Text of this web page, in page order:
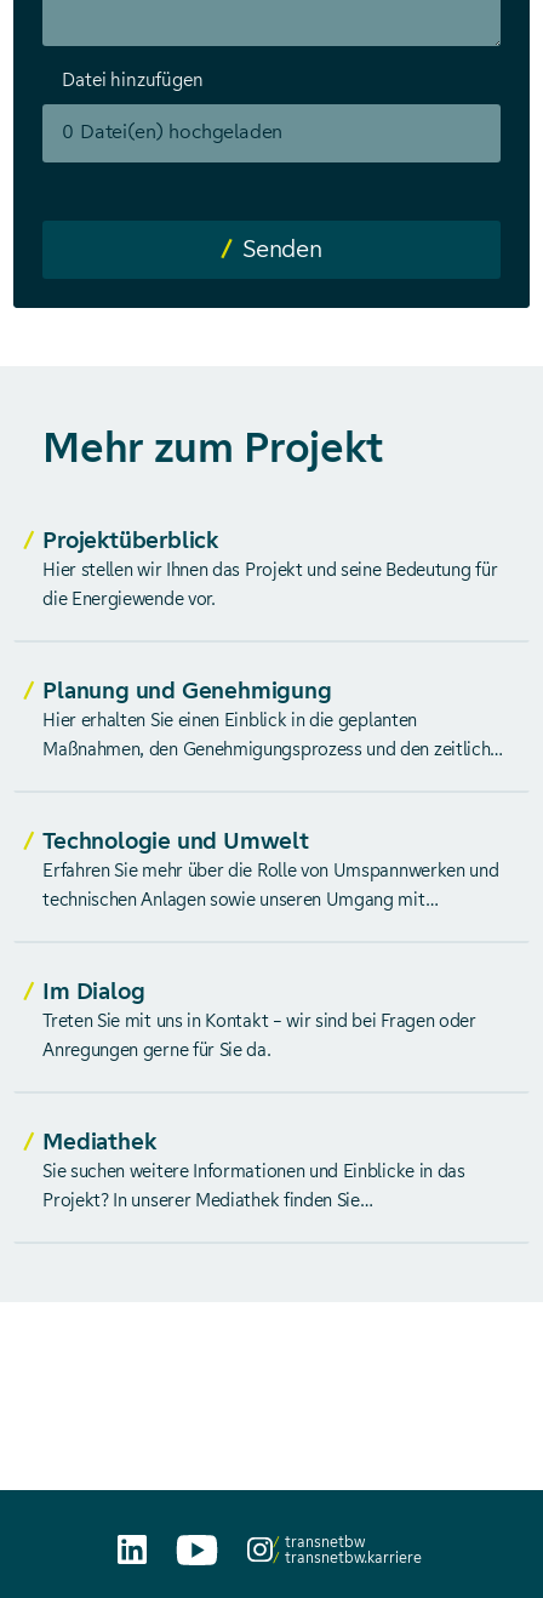
Datei hinzufügen
0 Datei(en) hochgeladen
Senden
Mehr zum Projekt
Projektüberblick
Hier stellen wir Ihnen das Projekt und seine Bedeutung für
die Energiewende vor.
Planung und Genehmigung
Hier erhalten Sie einen Einblick in die geplanten
Maßnahmen, den Genehmigungsprozess und den zeitlichen
Technologie und Umwelt
Erfahren Sie mehr über die Rolle von Umspannwerken und
technischen Anlagen sowie unseren Umgang mit
Im Dialog
Treten Sie mit uns in Kontakt – wir sind bei Fragen oder
Anregungen gerne für Sie da.
Mediathek
Sie suchen weitere Informationen und Einblicke in das
Projekt? In unserer Mediathek finden Sie
transnetbw
transnetbw.karriere